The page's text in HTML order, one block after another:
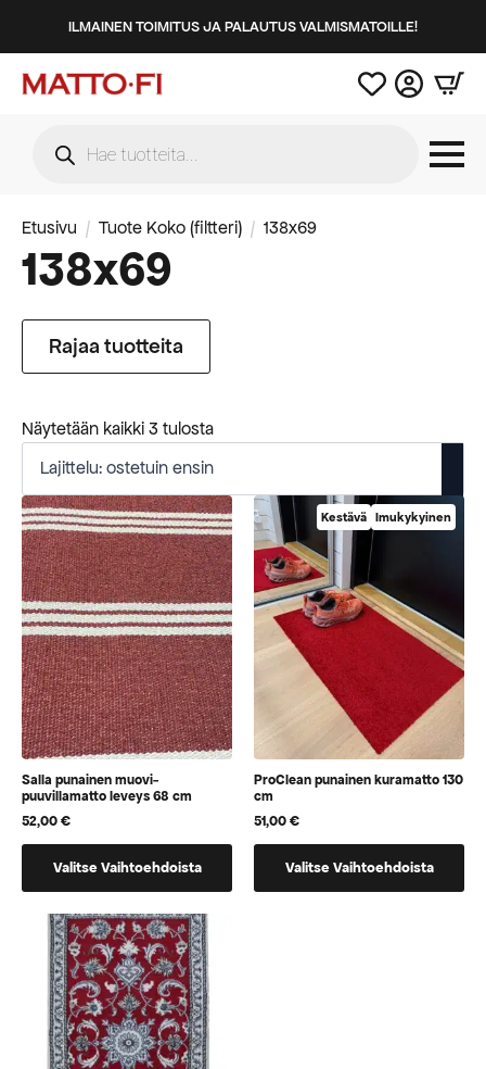
ILMAINEN TOIMITUS JA PALAUTUS VALMISMATOILLE!
search
Etusivu Tuote Koko (filtteri) 138x69
138x69
Rajaa tuotteita
Näytetään kaikki 3 tulostaSuosituimmat
Salla punainen muovi-
puuvillamatto leveys 68 cm
52,00€
Valitse Vaihtoehdoista
vaihtoehtoja,
jotka
voidaan
valita
tuotteen
sivulla
Kestävä Imukykyinen
ProClean punainen kuramatto 130
cm
51,00€
Valitse Vaihtoehdoista